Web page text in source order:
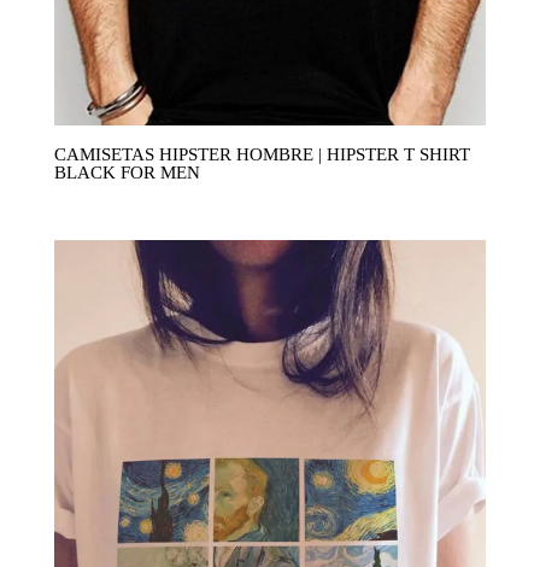
CAMISETAS HIPSTER HOMBRE | HIPSTER T SHIRT
BLACK FOR MEN